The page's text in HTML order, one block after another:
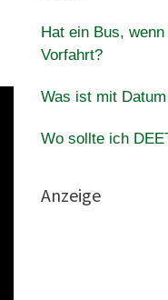
Hat ein Bus,
Vorfahrt?
Was ist mit
Wo sollte ich
Anzeige